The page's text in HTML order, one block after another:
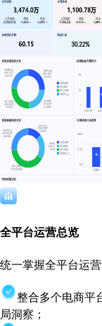
全平台运营总览
统一掌握全平台运
整合多个电商平
局洞察；